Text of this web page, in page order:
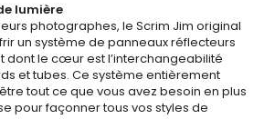
lumière
photographes, le Scrim Jim original
un système de panneaux réflecteurs
dont le cœur est l’interchangeabilité
et tubes. Ce système entièrement
tout ce que vous avez besoin en plus
pour façonner tous vos styles de